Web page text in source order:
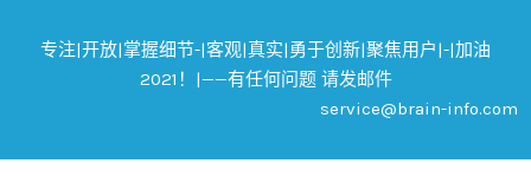
专注|开放|掌握细节-|客观|真实|勇于创新|聚焦用户|-|加油
2021！|——有任何问题 请发邮件
service@brain-info.com